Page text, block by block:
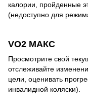
калории, пройденные
(недоступно для
VO2 МАКС
Просмотрите свой
отслеживайте
цели, оценивать
инвалидной коляски).